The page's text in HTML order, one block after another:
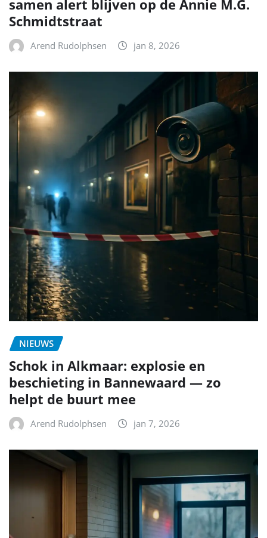
samen alert blijven op de Annie M.G.
Schmidtstraat
Arend Rudolphsen jan 8, 2026
NIEUWS
Schok in Alkmaar: explosie en
beschieting in Bannewaard — zo
helpt de buurt mee
Arend Rudolphsen jan 7, 2026